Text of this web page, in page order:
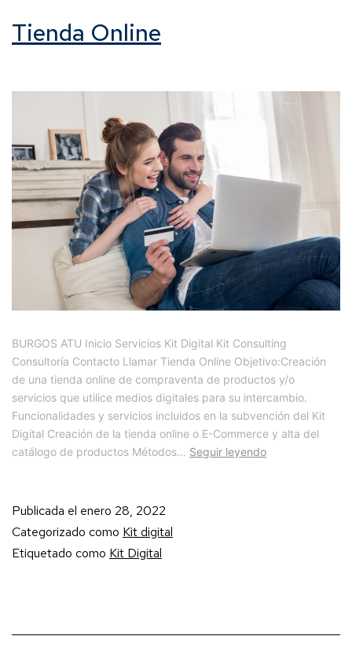
Tienda Online
BURGOS ATU Inicio Servicios Kit Digital Kit Consulting
Consultoría Contacto Llamar Tienda Online Objetivo:Creación
de una tienda online de compraventa de productos y/o
servicios que utilice medios digitales para su intercambio.
Funcionalidades y servicios incluidos en la subvención del Kit
Digital Creación de la tienda online o E-Commerce y alta del
catálogo de productos Métodos… Seguir leyendo
Publicada el enero 28, 2022
Categorizado como Kit digital
Etiquetado como Kit Digital